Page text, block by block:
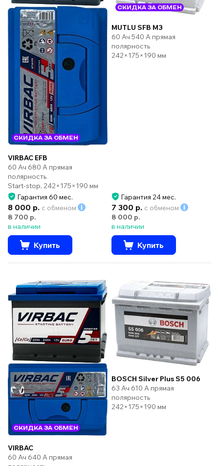
СКИДКА ЗА ОБМЕН
VIRBAC EFB
60 Ач 680 А прямая
полярность
Start-stop, 242×175×190 мм
Гарантия 60 мес.
8 000 р. с обменом
8 700 р.
в наличии
Купить
СКИДКА ЗА ОБМЕН
MUTLU SFB M3
60 Ач 540 А прямая
полярность
242×175×190 мм
Гарантия 24 мес.
7 300 р. с обменом
8 000 р.
в наличии
Купить
СКИДКА ЗА ОБМЕН
VIRBAC
60 Ач 640 А прямая
BOSCH Silver Plus S5 006
63 Ач 610 А прямая
полярность
242×175×190 мм